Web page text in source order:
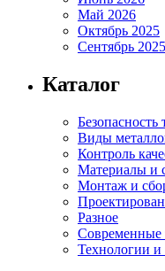
Май 2026
Октябрь 2025
Сентябрь 2025
Каталог
Безопасность
Виды
Контроль
Материалы и
Монтаж и
Разное
Современные
Технологии и